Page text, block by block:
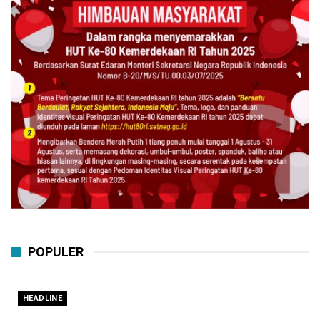
POPULER
HEADLINE